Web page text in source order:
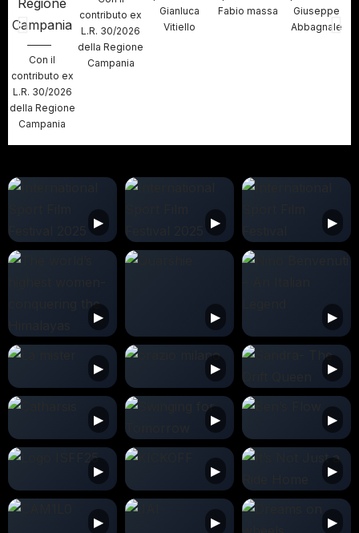
Con il
contributo ex
L.R. 30/2026
della Regione
Campania
contributo ex
L.R. 30/2026
della Regione
Campania
Gianluca
Vitiello
Fabio massa
Giuseppe
Abbagnale